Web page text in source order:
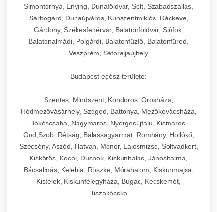
kereskedelmi tésztakeverő
chef-iparikonyhagepek.hu
professzionális élelmiszer szeletelő
Kereskedelmi vákuumcsomagoló berendezések
élelmiszerek tartósításához. Hosszabbítsa a
szavatossági időt és tartsa meg a termék
frissességét.
🎁 23. Vákuumfóliázó Gép +
Ipari vákuumfóliázó gépek professzionális
Hatékony lezárási és tartósítási megoldások.
chef-iparikonyhagepek.hu
kereskedelmi csomagoló gép
professzionális konyhák számára. Nagy
kapacitású sütő- és főzőberendezés precíz
hőmérséklet-szabályozással.
chef-iparikonyhagepek.hu
kereskedelmi sütősütő
❄️ 25. Ipari Hűtőszekrény +
Professzionális hűtőegységek és hűtőkamrák
kereskedelmi konyhák számára.
Energiahatékony hűtési megoldások nagy
kapacitással.
chef-iparikonyhagepek.hu
💧 26. Ipari Mosogatógép +
Kereskedelmi mosogatóberendezések nagy
forgalmú éttermi műveletekhez. Gyors tisztítási
ciklusok fertőtlenítési képességekkel.
🧀 27. Ipari Sajtreszelő Gép +
Simontornya, Enying, Dunaföldvár, Solt, Szabadszállás,
Sárbogárd, Dunaújváros, Kunszentmiklós, Ráckeve,
Gárdony, Székesfehérvár, Balatonföldvár, Siófok,
Balatonalmádi, Polgárdi, Balatonfűzfő, Balatonfüred,
Veszprém, Sátoraljaújhely
Budapest egész területe:
Szentes, Mindszent, Kondoros, Orosháza,
Hódmezővásárhely, Szeged, Battonya, Mezőkovácsháza,
Békéscsaba, Nagymaros, Nyergesújfalu, Kismaros,
Göd,Szob, Rétság, Balassagyarmat, Romhány, Hollókő,
Szécsény, Aszód, Hatvan, Monor, Lajosmizse, Soltvadkert,
Kiskőrös, Kecel, Dusnok, Kiskunhalas, Jánoshalma,
Bácsalmás, Kelebia, Röszke, Mórahalom, Kiskunmajsa,
Kistelek, Kiskunfélegyháza, Bugac, Kecskemét,
Tiszakécske